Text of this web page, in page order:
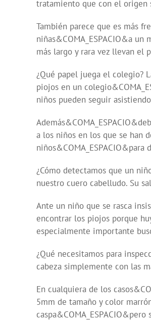
tratamiento que con el origen
También parece que es más
niñas&COMA_ESPACIO&a un
más largo y rara vez llevan el
¿Qué papel juega el colegio?
piojos en un
niños pueden seguir
a los niños en los que se han
¿Cómo detectamos que un
nuestro cuero cabelludo. Su
Ante un niño que se rasca
encontrar los piojos porque
especialmente importante
¿Qué necesitamos para
cabeza simplemente con las
En cualquiera de los
5mm de tamaño y color